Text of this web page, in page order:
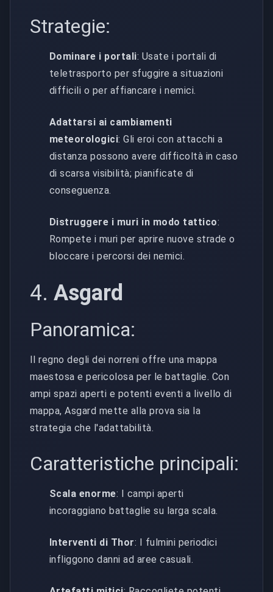
Strategie:
Dominare i portali: Usate i portali di
teletrasporto per sfuggire a situazioni
difficili o per affiancare i nemici.
Adattarsi ai cambiamenti
meteorologici: Gli eroi con attacchi a
distanza possono avere difficoltà in caso
di scarsa visibilità; pianificate di
conseguenza.
Distruggere i muri in modo tattico:
Rompete i muri per aprire nuove strade o
bloccare i percorsi dei nemici.
4. Asgard
Panoramica:
Il regno degli dei norreni offre una mappa
maestosa e pericolosa per le battaglie. Con
ampi spazi aperti e potenti eventi a livello di
mappa, Asgard mette alla prova sia la
strategia che l'adattabilità.
Caratteristiche principali:
Scala enorme: I campi aperti
incoraggiano battaglie su larga scala.
Interventi di Thor: I fulmini periodici
infliggono danni ad aree casuali.